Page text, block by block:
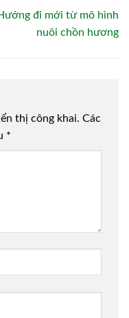
đi mới từ mô hình
nuôi chồn hương
thị công khai. Các
*